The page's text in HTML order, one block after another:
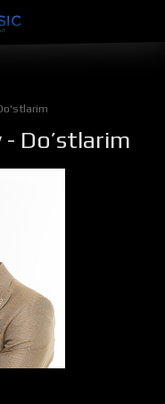
- Do’stlarim